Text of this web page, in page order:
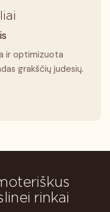
ir optimizuota
grakščių judesių.
rinkai